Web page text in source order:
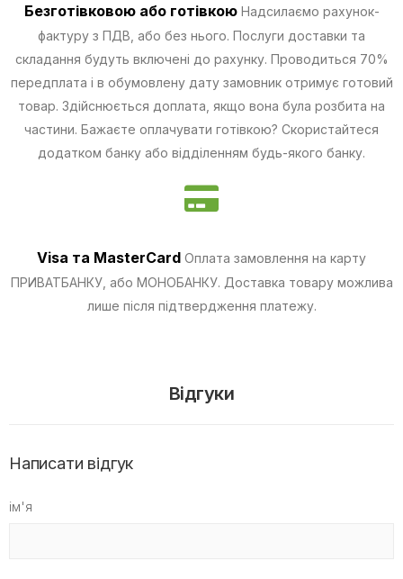
Безготівковою або готівкою Надсилаємо рахунок-
фактуру з ПДВ, або без нього. Послуги доставки та
складання будуть включені до рахунку. Проводиться 70%
передплата і в обумовлену дату замовник отримує готовий
товар. Здійснюється доплата, якщо вона була розбита на
частини. Бажаєте оплачувати готівкою? Скористайтеся
додатком банку або відділенням будь-якого банку.
Visa та MasterCard Оплата замовлення на карту
ПРИВАТБАНКУ, або МОНОБАНКУ. Доставка товару можлива
лише після підтвердження платежу.
Відгуки
Написати відгук
ім'я